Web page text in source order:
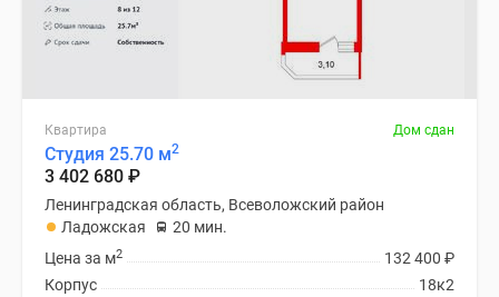
Квартира Дом сдан
Студия 25.70 м2
3 402 680 ₽
Ленинградская область, Всеволожский район
Ладожская
20 мин.
132 400 ₽
Цена за м2
18к2
Корпус